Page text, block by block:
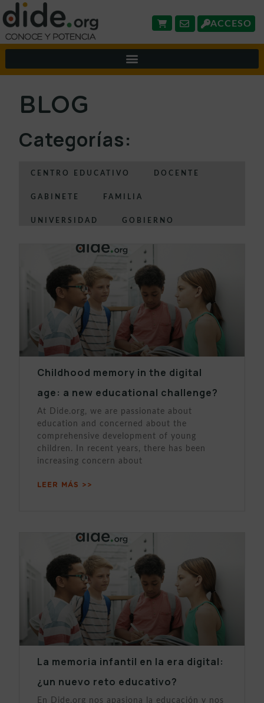
ACCESO
BLOG
Categorías:
CENTRO EDUCATIVO DOCENTE
GABINETE FAMILIA
UNIVERSIDAD GOBIERNO
Childhood memory in the digital
age: a new educational challenge?
At Dide.org, we are passionate about
education and concerned about the
comprehensive development of young
children. In recent years, there has been
increasing concern about
LEER MÁS >>
La memoria infantil en la era digital:
¿un nuevo reto educativo?
En Dide.org nos apasiona la educación y nos